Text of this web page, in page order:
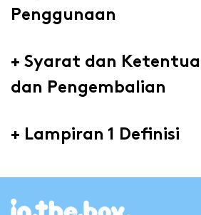
Penggunaan
+ Syarat dan
dan Pengembalian
+ Lampiran 1 Definisi